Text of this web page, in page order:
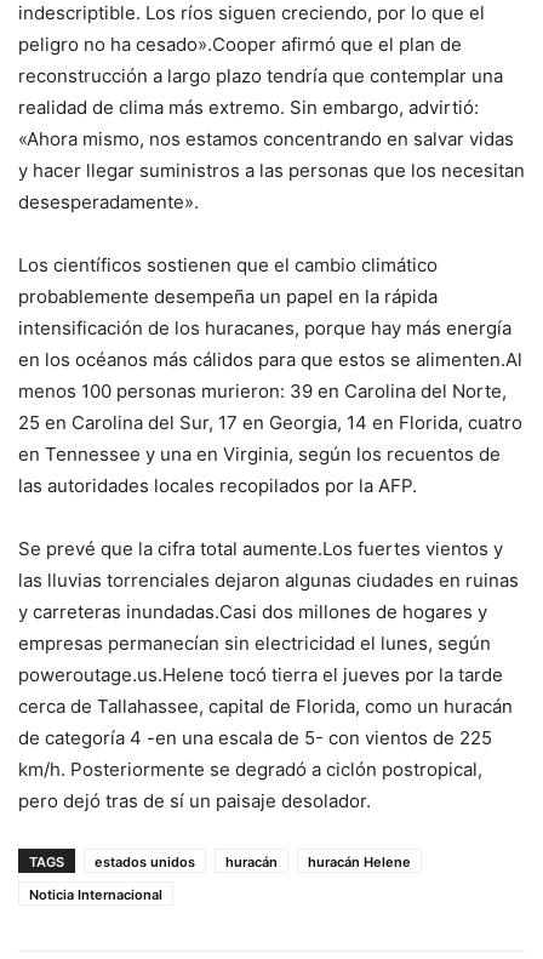
indescriptible. Los ríos siguen creciendo, por lo que el
peligro no ha cesado».Cooper afirmó que el plan de
reconstrucción a largo plazo tendría que contemplar una
realidad de clima más extremo. Sin embargo, advirtió:
«Ahora mismo, nos estamos concentrando en salvar vidas
y hacer llegar suministros a las personas que los necesitan
desesperadamente».
Los científicos sostienen que el cambio climático
probablemente desempeña un papel en la rápida
intensificación de los huracanes, porque hay más energía
en los océanos más cálidos para que estos se alimenten.Al
menos 100 personas murieron: 39 en Carolina del Norte,
25 en Carolina del Sur, 17 en Georgia, 14 en Florida, cuatro
en Tennessee y una en Virginia, según los recuentos de
las autoridades locales recopilados por la AFP.
Se prevé que la cifra total aumente.Los fuertes vientos y
las lluvias torrenciales dejaron algunas ciudades en ruinas
y carreteras inundadas.Casi dos millones de hogares y
empresas permanecían sin electricidad el lunes, según
poweroutage.us.Helene tocó tierra el jueves por la tarde
cerca de Tallahassee, capital de Florida, como un huracán
de categoría 4 -en una escala de 5- con vientos de 225
km/h. Posteriormente se degradó a ciclón postropical,
pero dejó tras de sí un paisaje desolador.
TAGS estados unidos huracán
huracán Helene
Noticia Internacional